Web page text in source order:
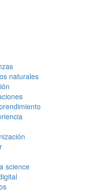
naturales
science